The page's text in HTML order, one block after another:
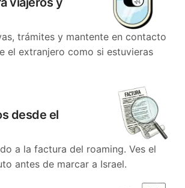
trámites y mantente en contacto
el extranjero como si estuvieras
desde el
a la factura del roaming. Ves el
antes de marcar a Israel.